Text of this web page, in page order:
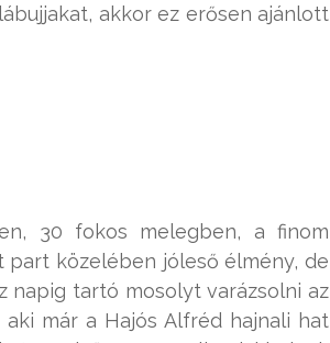
akkor ez erősen ajánlott
30 fokos melegben, a finom
közelében jóleső élmény, de
tartó mosolyt varázsolni az
már a Hajós Alfréd hajnali hat